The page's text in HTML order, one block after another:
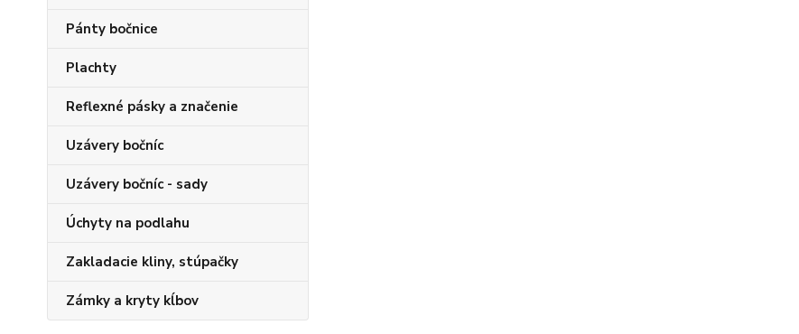
Pánty bočnice
Plachty
Reflexné pásky a značenie
Uzávery bočníc
Uzávery bočníc - sady
Úchyty na podlahu
Zakladacie kliny, stúpačky
Zámky a kryty kĺbov